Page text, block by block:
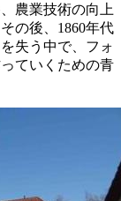
農業技術の向上
の後、1860年代
失う中で、フォ
ていくための青